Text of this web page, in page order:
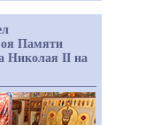
Памяти
Николая II на